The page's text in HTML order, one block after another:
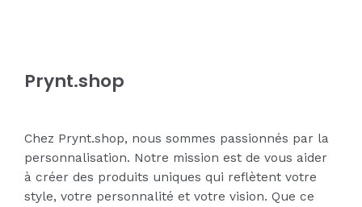
Prynt.shop
Chez Prynt.shop, nous sommes passionnés par la
personnalisation. Notre mission est de vous aider
à créer des produits uniques qui reflètent votre
style, votre personnalité et votre vision. Que ce